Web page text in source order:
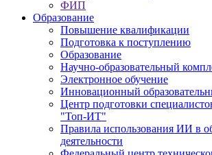
ФИП
Образование
Повышение квалификации
Подготовка к поступлению
Образование
Научно-образовательный
Электронное обучение
Инновационный
Центр подготовки
"Топ-ИТ"
Правила использования ИИ в
деятельности